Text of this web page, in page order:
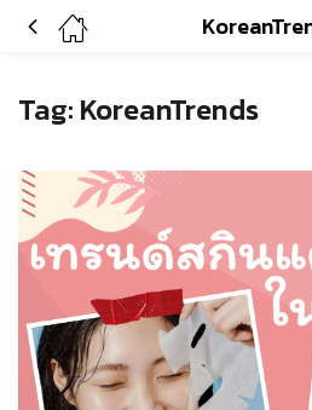
Tag: KoreanTrends